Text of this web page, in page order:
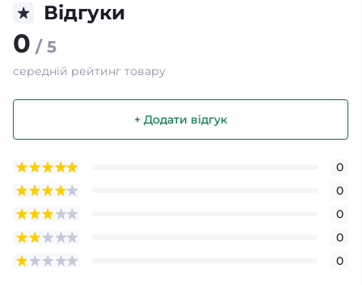
Відгуки
0 / 5
середній рейтинг товару
+ Додати відгук
0
0
0
0
0